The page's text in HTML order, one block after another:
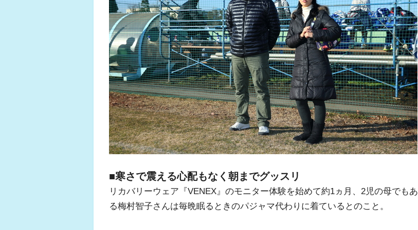
■寒さで震える心配もなく朝までグッスリ
リカバリーウェア『VENEX』のモニター体験を始めて約1ヵ月、2児の母でもあ
る梅村智子さんは毎晩眠るときのパジャマ代わりに着ているとのこと。
ふくらはぎの張りや疲れに
ジュニアレッグリカバリー
人気No.1商品
テクダマ